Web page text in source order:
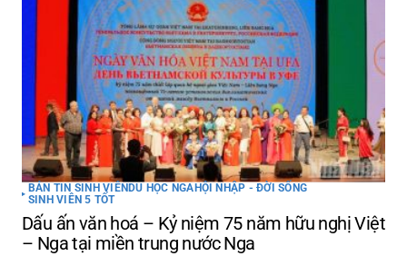
BẢN TIN SINH VIÊNDU HỌC NGAHỘI NHẬP - ĐỜI SỐNG
SINH VIÊN 5 TỐT
Dấu ấn văn hoá – Kỷ niệm 75 năm hữu nghị Việt
– Nga tại miền trung nước Nga